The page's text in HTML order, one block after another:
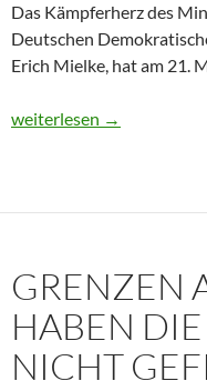
Das Kämpferherz des
Deutschen
Erich Mielke, hat am 21.
Historisches Dokument:
weiterlesen →
GRENZEN
HABEN
NICHT